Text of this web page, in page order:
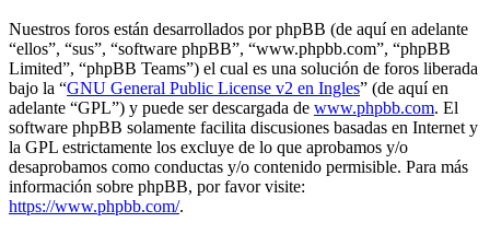
Nuestros foros están desarrollados por phpBB (de aquí en adelante
“ellos”, “sus”, “software phpBB”, “www.phpbb.com”, “phpBB
Limited”, “phpBB Teams”) el cual es una solución de foros liberada
bajo la “GNU General Public License v2 en Ingles” (de aquí en
adelante “GPL”) y puede ser descargada de www.phpbb.com. El
software phpBB solamente facilita discusiones basadas en Internet y
la GPL estrictamente los excluye de lo que aprobamos y/o
desaprobamos como conductas y/o contenido permisible. Para más
información sobre phpBB, por favor visite:
https://www.phpbb.com/.